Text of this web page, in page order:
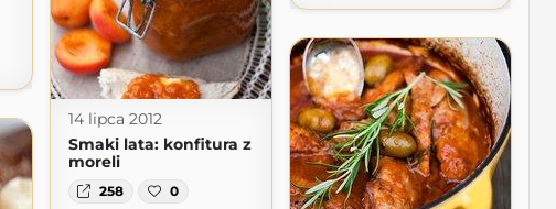
14 lipca 2012
Smaki lata: konfitura z
moreli
258 0